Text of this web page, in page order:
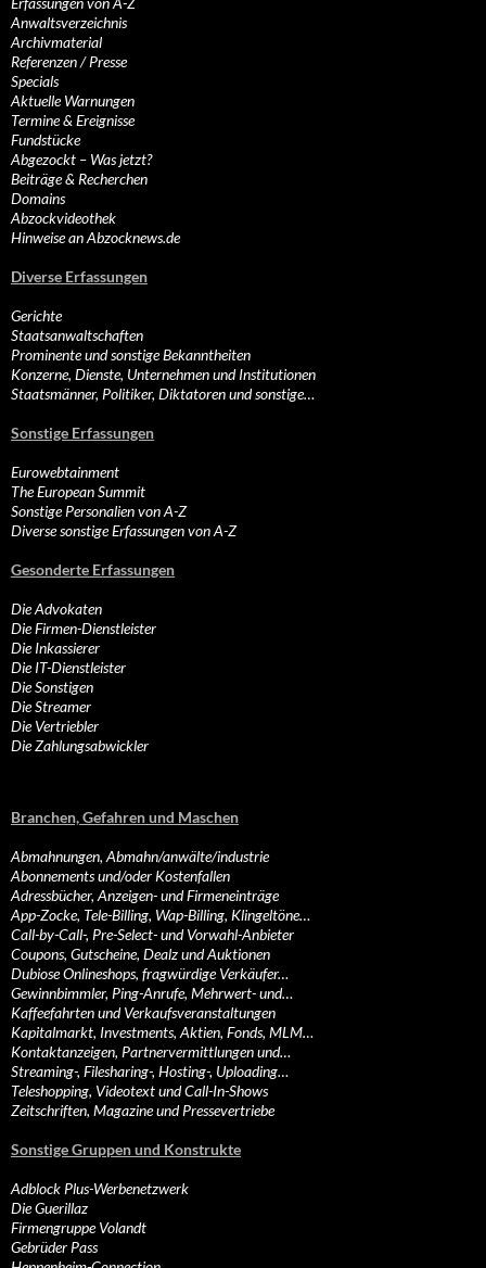
Anwaltsverzeichnis
Archivmaterial
Referenzen / Presse
Specials
Aktuelle Warnungen
Termine & Ereignisse
Fundstücke
Abgezockt – Was jetzt?
Beiträge & Recherchen
Domains
Abzockvideothek
Hinweise an Abzocknews.de
Diverse Erfassungen
Gerichte
Staatsanwaltschaften
Prominente und sonstige Bekanntheiten
Konzerne, Dienste, Unternehmen und Institutionen
Staatsmänner, Politiker, Diktatoren und sonstige…
Sonstige Erfassungen
Eurowebtainment
The European Summit
Sonstige Personalien von A-Z
Diverse sonstige Erfassungen von A-Z
Gesonderte Erfassungen
Die Advokaten
Die Firmen-Dienstleister
Die Inkassierer
Die IT-Dienstleister
Die Sonstigen
Die Streamer
Die Vertriebler
Die Zahlungsabwickler
Branchen, Gefahren und Maschen
Abmahnungen, Abmahn/anwälte/industrie
Abonnements und/oder Kostenfallen
Adressbücher, Anzeigen- und Firmeneinträge
App-Zocke, Tele-Billing, Wap-Billing, Klingeltöne…
Call-by-Call-, Pre-Select- und Vorwahl-Anbieter
Coupons, Gutscheine, Dealz und Auktionen
Dubiose Onlineshops, fragwürdige Verkäufer…
Gewinnbimmler, Ping-Anrufe, Mehrwert- und…
Kaffeefahrten und Verkaufsveranstaltungen
Kapitalmarkt, Investments, Aktien, Fonds, MLM…
Kontaktanzeigen, Partnervermittlungen und…
Streaming-, Filesharing-, Hosting-, Uploading…
Teleshopping, Videotext und Call-In-Shows
Zeitschriften, Magazine und Pressevertriebe
Sonstige Gruppen und Konstrukte
Adblock Plus-Werbenetzwerk
Die Guerillaz
Firmengruppe Volandt
Gebrüder Pass